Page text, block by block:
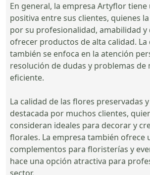
En general, la empresa Artyflor
positiva entre sus clientes, quienes
por su profesionalidad, amabilidad y
ofrecer productos de alta calidad. La
también se enfoca en la atención
resolución de dudas y problemas de
eficiente.
La calidad de las flores preservadas y
destacada por muchos clientes,
consideran ideales para decorar y
florales. La empresa también ofrece
complementos para floristerías y
hace una opción atractiva para